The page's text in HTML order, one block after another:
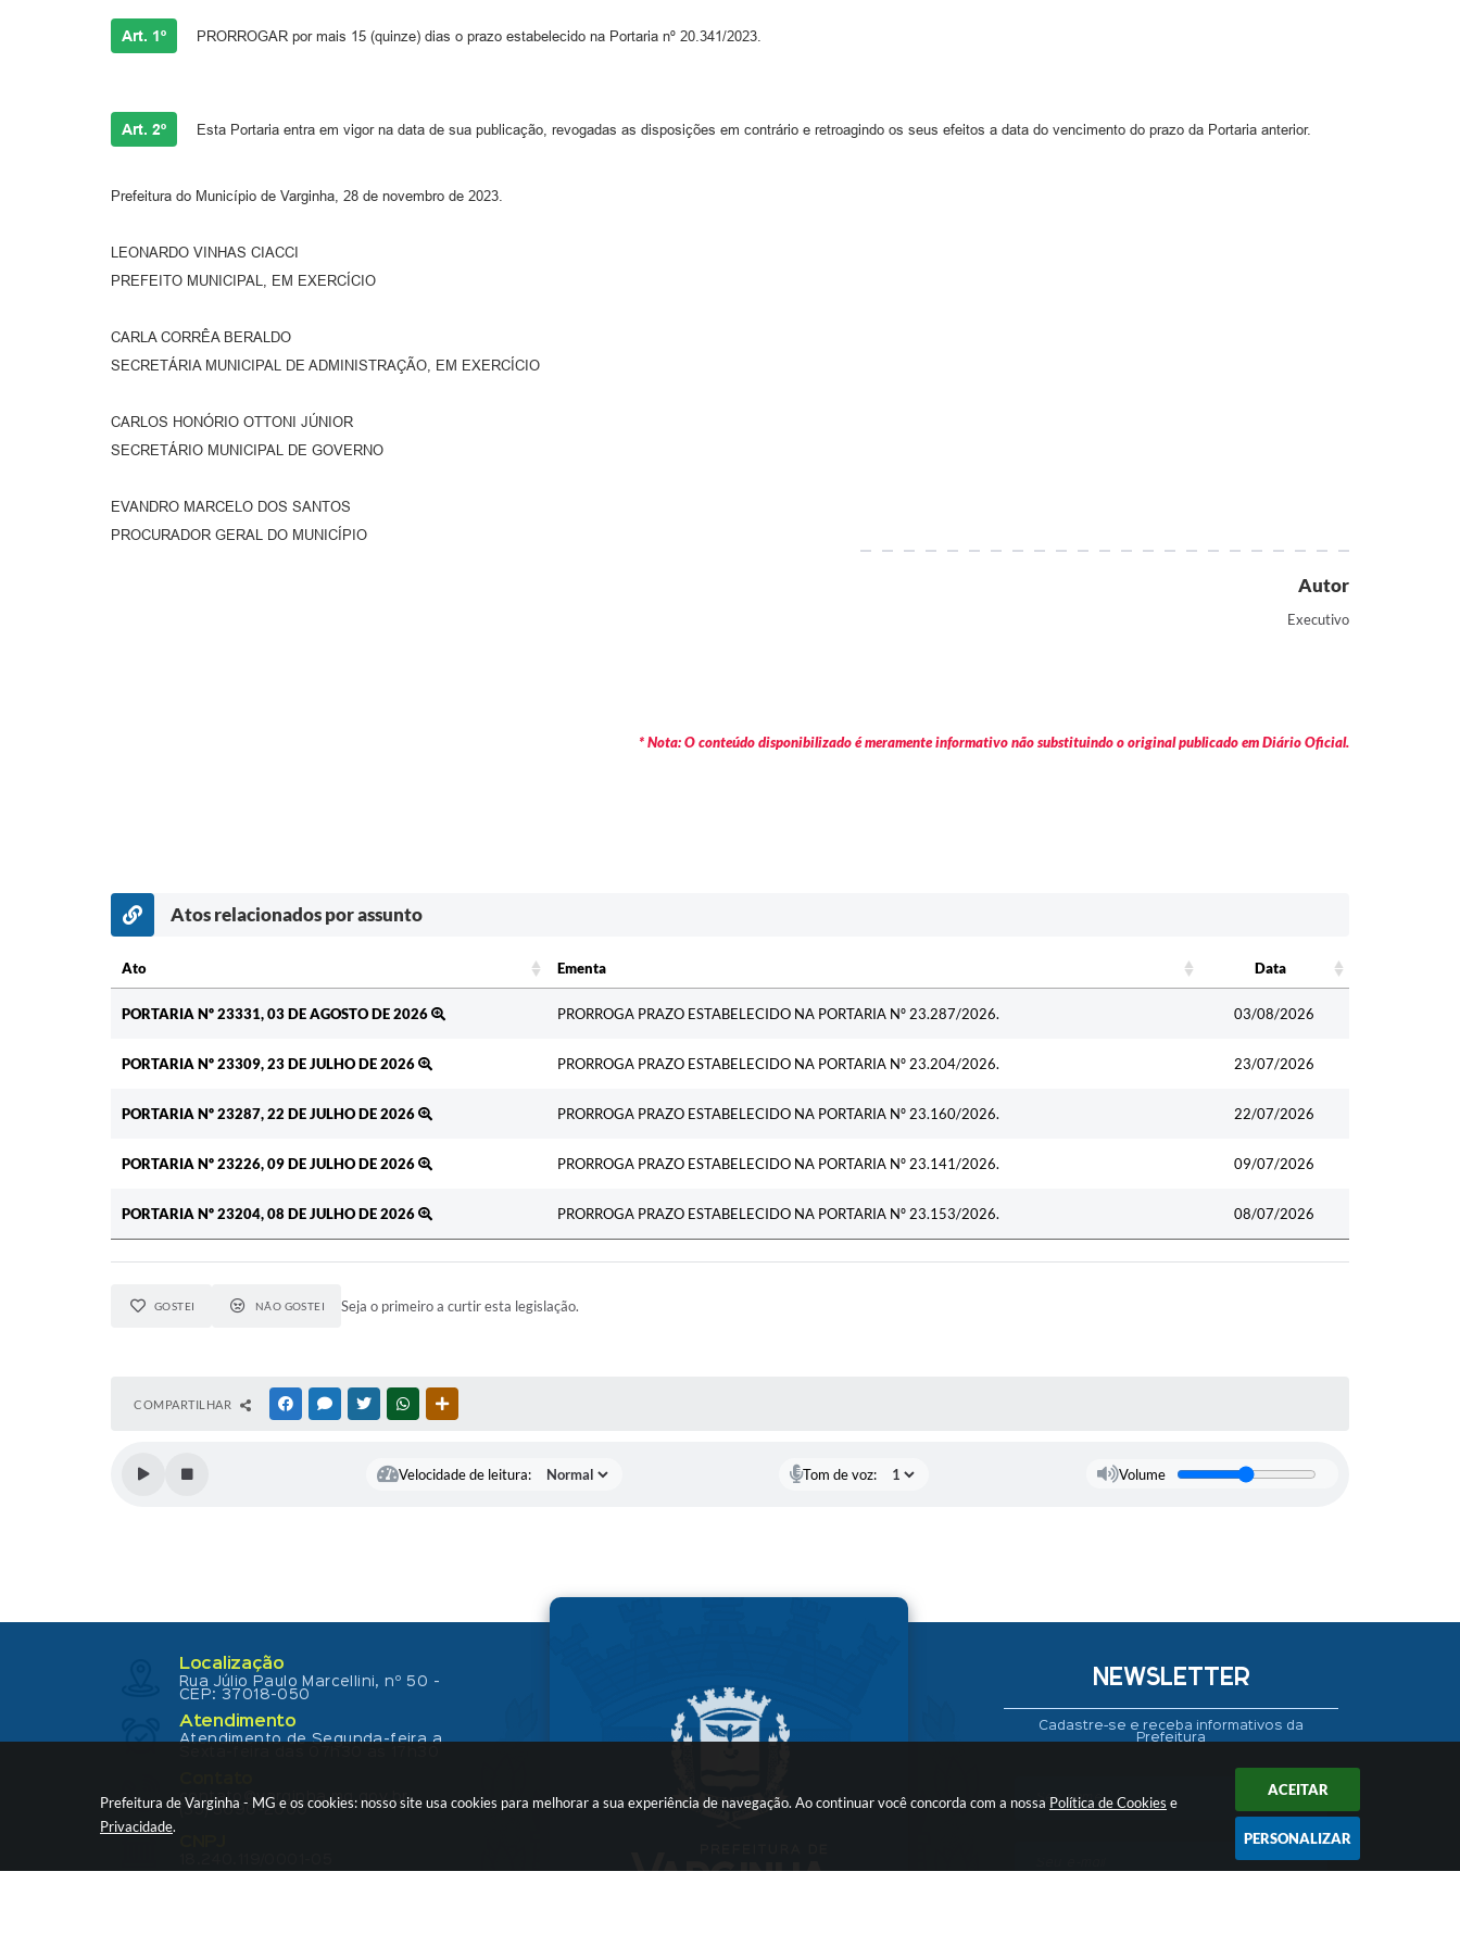
Prefeitura de Varginha - MG e os cookies: nosso site usa cookies para melhorar a sua experiência de navegação. Ao continuar você concorda com a nossa Política de Cookies e
Privacidade.
ACEITAR
PERSONALIZAR
Art. 1º PRORROGAR por mais 15 (quinze) dias o prazo estabelecido na Portaria nº 20.341/2023.
Art. 2º Esta Portaria entra em vigor na data de sua publicação, revogadas as disposições em contrário e retroagindo os seus efeitos a data do vencimento do prazo da Portaria anterior.
Prefeitura do Município de Varginha, 28 de novembro de 2023.
LEONARDO VINHAS CIACCI
PREFEITO MUNICIPAL, EM EXERCÍCIO
CARLA CORRÊA BERALDO
SECRETÁRIA MUNICIPAL DE ADMINISTRAÇÃO, EM EXERCÍCIO
CARLOS HONÓRIO OTTONI JÚNIOR
SECRETÁRIO MUNICIPAL DE GOVERNO
EVANDRO MARCELO DOS SANTOS
PROCURADOR GERAL DO MUNICÍPIO
Autor
Executivo
* Nota: O conteúdo disponibilizado é meramente informativo não substituindo o original publicado em Diário Oficial.
Atos relacionados por assunto
Ato Ementa
Data
PORTARIA Nº 23331, 03 DE AGOSTO DE 2026
PRORROGA PRAZO ESTABELECIDO NA PORTARIA Nº 23.287/2026. 03/08/2026
PORTARIA Nº 23309, 23 DE JULHO DE 2026 PRORROGA PRAZO ESTABELECIDO NA PORTARIA Nº 23.204/2026. 23/07/2026
PORTARIA Nº 23287, 22 DE JULHO DE 2026 PRORROGA PRAZO ESTABELECIDO NA PORTARIA Nº 23.160/2026. 22/07/2026
PORTARIA Nº 23226, 09 DE JULHO DE 2026 PRORROGA PRAZO ESTABELECIDO NA PORTARIA Nº 23.141/2026. 09/07/2026
PORTARIA Nº 23204, 08 DE JULHO DE 2026 PRORROGA PRAZO ESTABELECIDO NA PORTARIA Nº 23.153/2026. 08/07/2026
GOSTEI NÃO GOSTEI Seja o primeiro a curtir esta legislação.
COMPARTILHAR FACEBOOKMESSENGER
TWITTERWHATSAPP
Velocidade de leitura: Tom de voz: Volume
Localização
Rua Júlio Paulo Marcellini, nº 50 -
CEP: 37018-050
Atendimento
Atendimento de Segunda-feira a
contato@varginha.mg.gov.br
(35) 3690-2000
NEWSLETTER
Cadastre-se e receba informativos da
Prefeitura